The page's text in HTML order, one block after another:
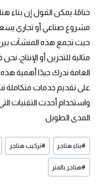
ختامًا، يمكن القول إن بناء
مشروع صناعي أو تجاري يسعى
حيث تجمع هذه المنشآت بين
مثالية للتخزين أو الإنتاج،
العامة ندرك جيدًا أهمية
على تقديم خدمات متكاملة
واستخدام أحدث التقنيات
المدى الطويل.
وسوم
المقال:
#بناء هناجر #تركيب هناجر
#هناجر بالمتر